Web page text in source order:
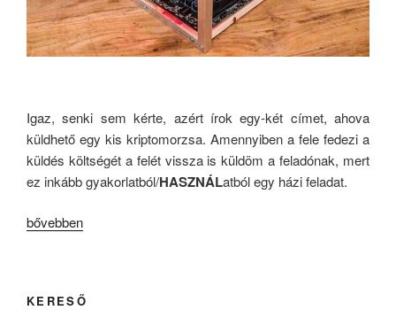
Igaz, senki sem kérte, azért írok egy-két címet, ahova
küldhető egy kis kriptomorzsa. Amennyiben a fele fedezi a
küldés költségét a felét vissza is küldöm a feladónak, mert
ez inkább gyakorlatból/HASZNÁLatból egy házi feladat.
„Fűt-
bővebben
KERESŐ